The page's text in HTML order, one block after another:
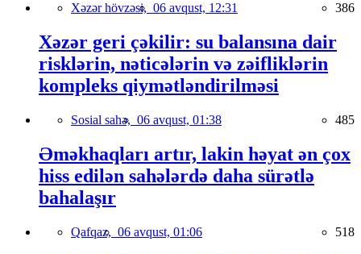
Xəzər hövzəsi, 06 avqust, 12:31 386
Xəzər geri çəkilir: su balansına dair
risklərin, nəticələrin və zəifliklərin
kompleks qiymətləndirilməsi
Sosial sahə, 06 avqust, 01:38 485
Əməkhaqları artır, lakin həyat ən çox
hiss edilən sahələrdə daha sürətlə
bahalaşır
Qafqaz, 06 avqust, 01:06 518